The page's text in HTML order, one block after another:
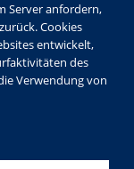
Server anfordern,
Cookies
entwickelt,
des
Verwendung von